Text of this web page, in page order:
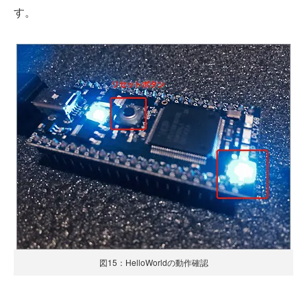
す。
図15：HelloWorldの動作確認